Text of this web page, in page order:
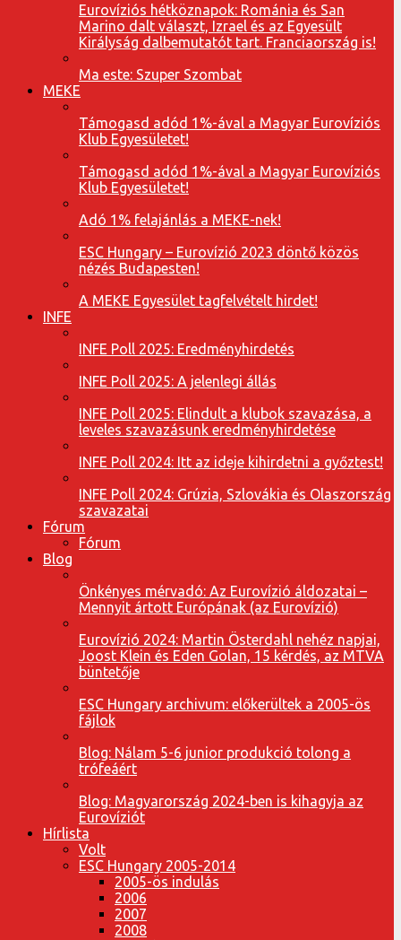
Eurovíziós hétköznapok: Románia és San
Marino dalt választ, Izrael és az Egyesült
Királyság dalbemutatót tart. Franciaország is!
Ma este: Szuper Szombat
MEKE
Támogasd adód 1%-ával a Magyar Eurovíziós
Klub Egyesületet!
Támogasd adód 1%-ával a Magyar Eurovíziós
Klub Egyesületet!
Adó 1% felajánlás a MEKE-nek!
ESC Hungary – Eurovízió 2023 döntő közös
nézés Budapesten!
A MEKE Egyesület tagfelvételt hirdet!
INFE
INFE Poll 2025: Eredményhirdetés
INFE Poll 2025: A jelenlegi állás
INFE Poll 2025: Elindult a klubok szavazása, a
leveles szavazásunk eredményhirdetése
INFE Poll 2024: Itt az ideje kihirdetni a győztest!
INFE Poll 2024: Grúzia, Szlovákia és Olaszország
szavazatai
Fórum
Fórum
Blog
Önkényes mérvadó: Az Eurovízió áldozatai –
Mennyit ártott Európának (az Eurovízió)
Eurovízió 2024: Martin Österdahl nehéz napjai,
Joost Klein és Eden Golan, 15 kérdés, az MTVA
büntetője
ESC Hungary archivum: előkerültek a 2005-ös
fájlok
Blog: Nálam 5-6 junior produkció tolong a
trófeáért
Blog: Magyarország 2024-ben is kihagyja az
Eurovíziót
Hírlista
Volt
ESC Hungary 2005-2014
2005-ös indulás
2006
2007
2008